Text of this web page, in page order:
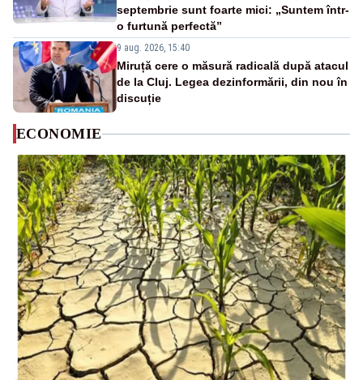
septembrie sunt foarte mici: „Suntem într-
o furtună perfectă”
9 aug. 2026, 15:40
Miruță cere o măsură radicală după atacul
de la Cluj. Legea dezinformării, din nou în
discuție
ECONOMIE